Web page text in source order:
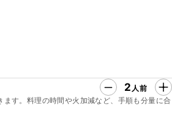
2 人前
ます。料理の時間や火加減など、手順も分量に合